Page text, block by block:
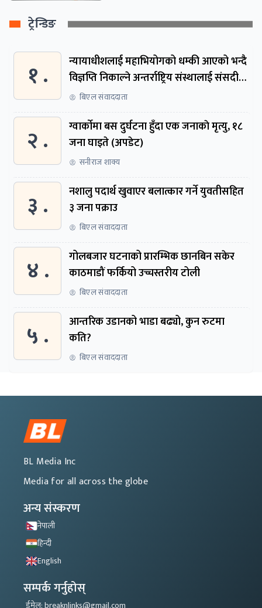
ट्रेन्डिङ
१ .
न्यायाधीशलाई महाभियोगको धम्की आएको भन्दै
विज्ञप्ति निकाल्ने अन्तर्राष्ट्रिय संस्थालाई संसदीय
समितिमा बोलाइयो
बिएल संवाददाता
२ .
ग्वार्काेमा बस दुर्घटना हुँदा एक जनाकाे मृत्यु, १८
जना घाइते (अपडेट)
सनीराज शाक्य
३ .
नशालु पदार्थ खुवाएर बलात्कार गर्ने युवतीसहित
३ जना पक्राउ
बिएल संवाददाता
४ .
गोलबजार घटनाको प्रारम्भिक छानबिन सकेर
काठमाडौं फर्कियो उच्चस्तरीय टोली
बिएल संवाददाता
५ .
आन्तरिक उडानको भाडा बढ्यो, कुन रुटमा
कति?
बिएल संवाददाता
BL Media Inc
Media for all across the globe
अन्य संस्करण
नेपाली
हिन्दी
English
सम्पर्क गर्नुहोस्